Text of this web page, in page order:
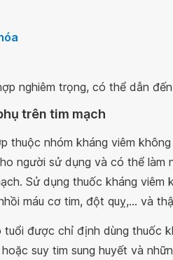
nghiêm trọng, có thể dẫn
trên tim mạch
thuộc nhóm kháng viêm
người sử dụng và có thể làm
Sử dụng thuốc kháng
máu cơ tim, đột quỵ,... và
được chỉ định dùng thuốc
suy tim sung huyết và